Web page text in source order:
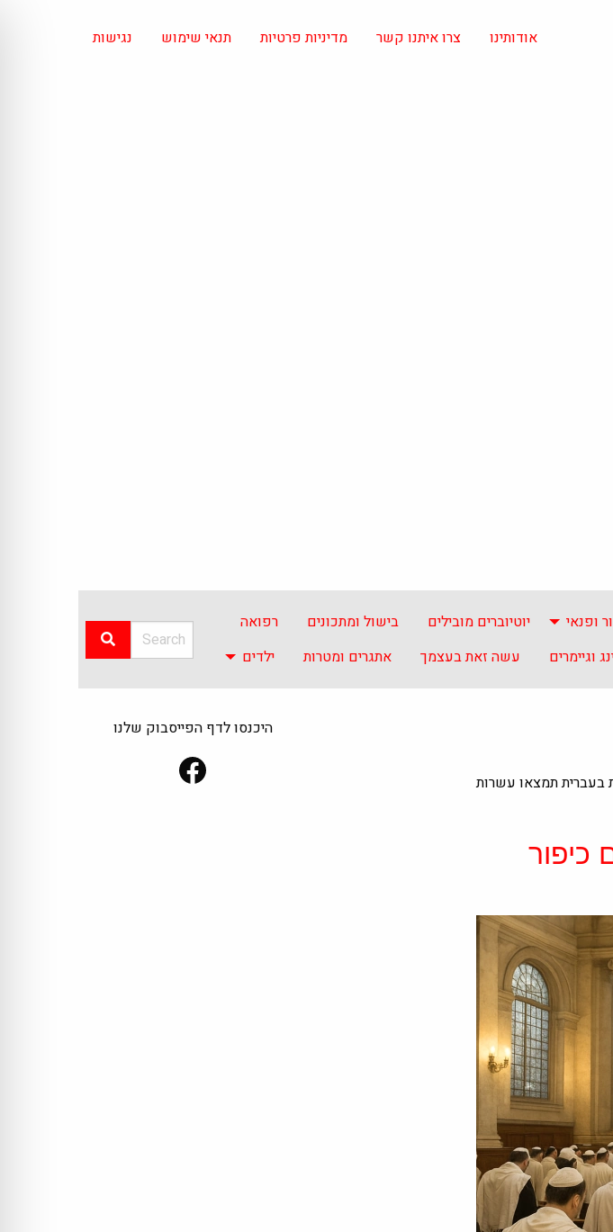
אודותינו צרו איתנו קשר מדיניות פרטיות תנאי שימוש נגישות
ופנאי יוטיוברים מובילים בישול ומתכונים
רפואה
וגיימרים עשה זאת בעצמך אתגרים ומטרות ילדים
בעברית תמצאו עשרות
היכנסו לדף הפייסבוק שלנו
Facebook